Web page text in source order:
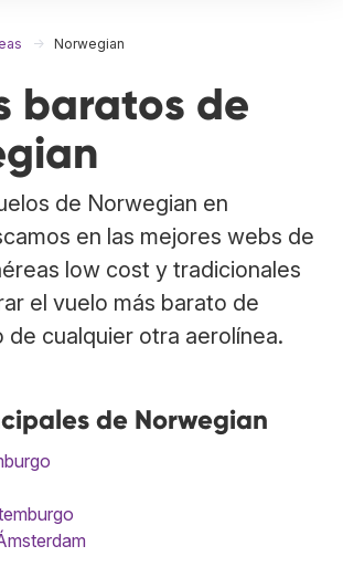
Norwegian
baratos de
de Norwegian en
en las mejores webs de
low cost y tradicionales
el vuelo más barato de
de cualquier otra aerolínea.
de Norwegian